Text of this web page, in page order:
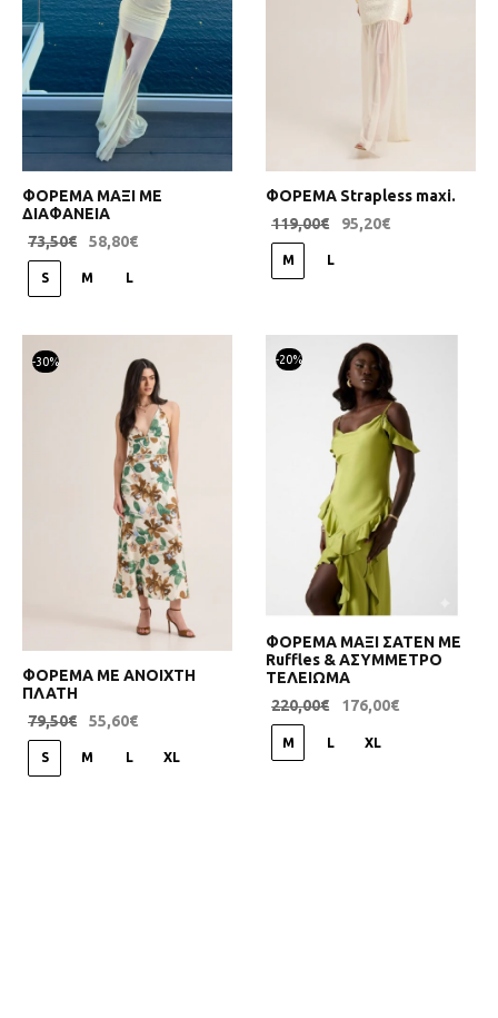
ΦΟΡΕΜΑ ΜΑΞΙ ΜΕ
ΔΙΑΦΑΝΕΙΑ
73,50€ 58,80€
S M L
ΦΟΡΕΜΑ Strapless maxi.
119,00€ 95,20€
M L
-30%
ΦΟΡΕΜΑ ΜΕ ΑΝΟΙΧΤΗ
ΠΛΑΤΗ
79,50€ 55,60€
S M L XL
-20%
ΦΟΡΕΜΑ ΜΑΞΙ ΣΑΤΕΝ ΜΕ
Ruffles & ΑΣΥΜΜΕΤΡΟ
ΤΕΛΕΙΩΜΑ
220,00€ 176,00€
M L XL